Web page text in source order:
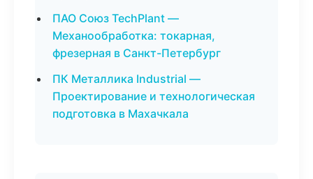
ПАО Союз TechPlant —
Механообработка: токарная,
фрезерная в Санкт-Петербург
ПК Металлика Industrial —
Проектирование и технологическая
подготовка в Махачкала